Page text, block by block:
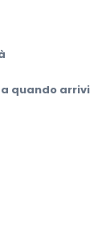
quando arrivi